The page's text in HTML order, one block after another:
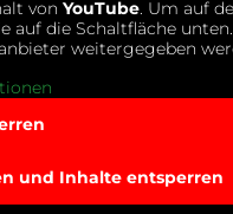
von YouTube. Um auf
auf die Schaltfläche
weitergegeben
und Inhalte entsperren